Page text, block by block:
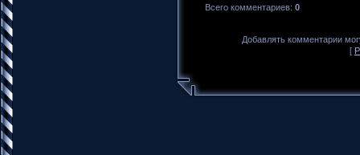
Всего комментариев: 0
Добавлять комментарии
[